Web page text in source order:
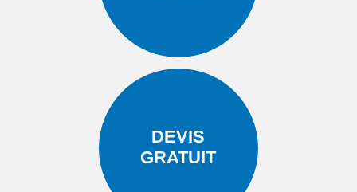
DEVIS
GRATUIT